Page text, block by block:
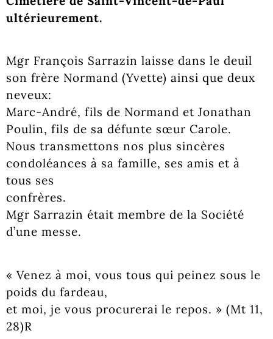
ultérieurement.
Mgr François Sarrazin laisse dans le deuil
son frère Normand (Yvette) ainsi que deux
neveux:
Marc-André, fils de Normand et Jonathan
Poulin, fils de sa défunte sœur Carole.
Nous transmettons nos plus sincères
condoléances à sa famille, ses amis et à
tous ses
confrères.
Mgr Sarrazin était membre de la Société
d’une messe.
« Venez à moi, vous tous qui peinez sous le
poids du fardeau,
et moi, je vous procurerai le repos. » (Mt 11,
28)R